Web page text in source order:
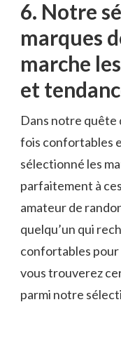
6. Notre
marques⁣
marche
et
Dans notre quête
fois confortables
sélectionné ‍les
parfaitement à
amateur de
quelqu’un qui
confortables pour
vous trouverez
parmi notre